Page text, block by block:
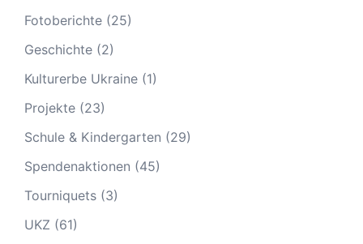
Fotoberichte (25)
Geschichte (2)
Kulturerbe Ukraine (1)
Projekte (23)
Schule & Kindergarten (29)
Spendenaktionen (45)
Tourniquets (3)
UKZ (61)